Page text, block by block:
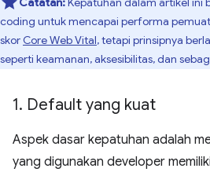
coding untuk mencapai performa
skor Core Web Vital, tetapi prinsipnya
seperti keamanan, aksesibilitas, dan
1. Default yang kuat
Aspek dasar kepatuhan adalah
yang digunakan developer